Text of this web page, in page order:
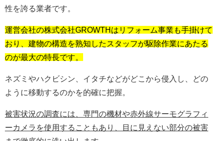
性を誇る業者です。
運営会社の株式会社GROWTHはリフォーム事業も手掛けて
おり、建物の構造を熟知したスタッフが駆除作業にあたる
のが最大の特長です。
ネズミやハクビシン、イタチなどがどこから侵入し、どの
ように移動するのかを的確に把握。
被害状況の調査には、専門の機材や赤外線サーモグラフィ
ーカメラを使用することもあり、目に見えない部分の被害